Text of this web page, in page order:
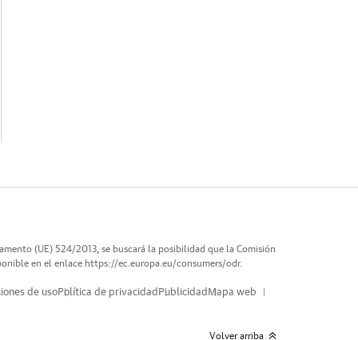
(UE) 524/2013, se buscará la posibilidad que la Comisión
en el enlace https://ec.europa.eu/consumers/odr.
de usoPolítica de privacidad Publicidad Mapa web
Volver arriba